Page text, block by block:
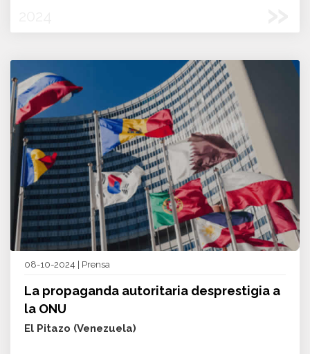
08-10-2024 | Prensa
La propaganda autoritaria desprestigia a
la ONU
El Pitazo (Venezuela)